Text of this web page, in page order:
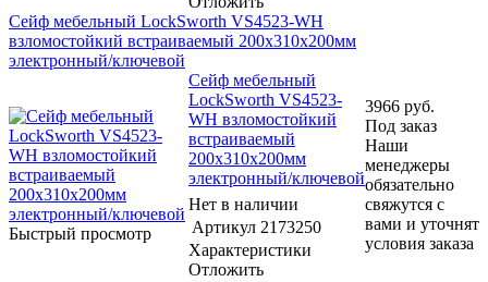
Сейф мебельный LockSworth VS4523-WH
взломостойкий встраиваемый 200x310x200мм
электронный/ключевой
Быстрый просмотр
Сейф мебельный
LockSworth VS4523-
WH взломостойкий
встраиваемый
200x310x200мм
электронный/ключевой
Нет в наличии
Артикул 2173250
Характеристики
Отложить
3966 руб.
Под заказ
Наши
менеджеры
обязательно
свяжутся с
вами и уточнят
условия заказа